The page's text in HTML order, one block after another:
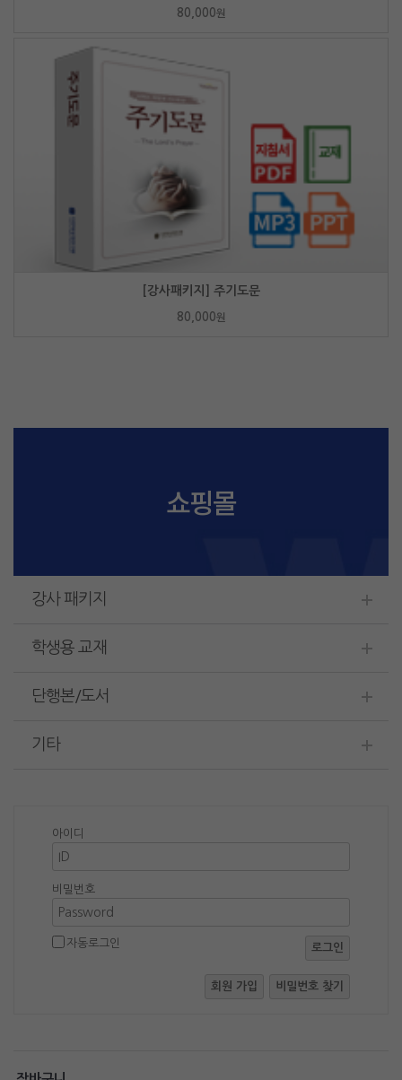
80,000원
[강사패키지] 주기도문
80,000원
쇼핑몰
강사 패키지
학생용 교재
단행본/도서
기타
아이디
비밀번호
자동로그인 로그인
회원 가입 비밀번호 찾기